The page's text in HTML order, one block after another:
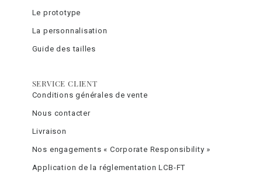
Le prototype
La personnalisation
Guide des tailles
SERVICE CLIENT
Conditions générales de vente
Nous contacter
Livraison
Nos engagements « Corporate Responsibility »
Application de la réglementation LCB-FT